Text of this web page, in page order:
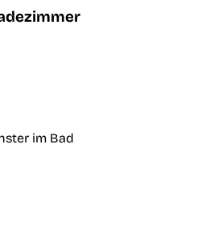
im Bad